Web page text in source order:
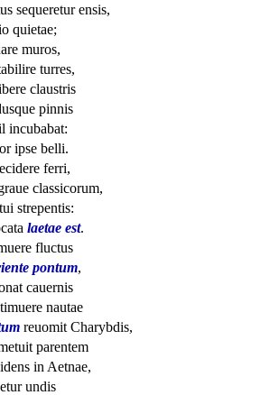
sequeretur ensis,
quietae;
muros,
turres,
claustris
pinnis
incubabat:
ipse belli.
ferri,
classicorum,
strepentis:
laetae est.
fluctus
pontum,
cauernis
timuere nautae
reuomit Charybdis,
parentem
in Aetnae,
undis